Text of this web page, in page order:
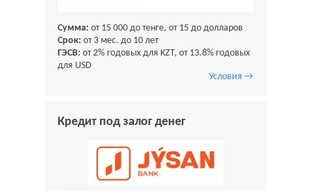
Сумма: от 15 000 до тенге, от 15 до долларов
Срок: от 3 мес. до 10 лет
ГЭСВ: от 2% годовых для KZT, от 13.8% годовых
для USD
Условия →
Кредит под залог денег